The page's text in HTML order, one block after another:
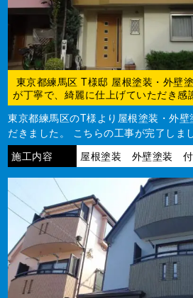
東京都練馬区 T様邸 屋根塗装・外壁
が丁寧で、綺麗に仕上げていただき感
東京都練馬区のT様より屋根塗装・外
だきました。 こちらの工事が完了しま
施工内容
屋根塗装 外壁塗装 付